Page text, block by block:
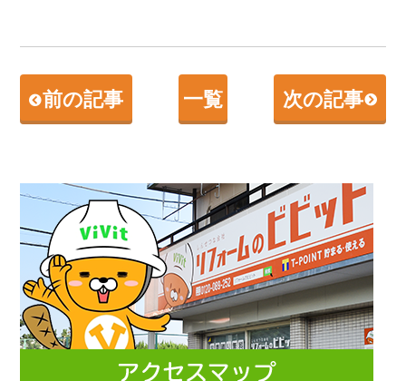
前の記事 一覧 次の記事